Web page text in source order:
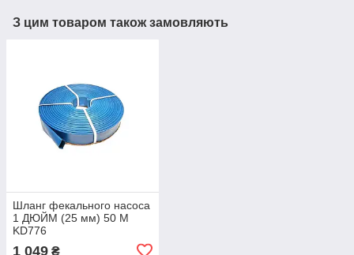
З цим товаром також замовляють
Шланг фекального насоса
1 ДЮЙМ (25 мм) 50 М
KD776
1 049 ₴